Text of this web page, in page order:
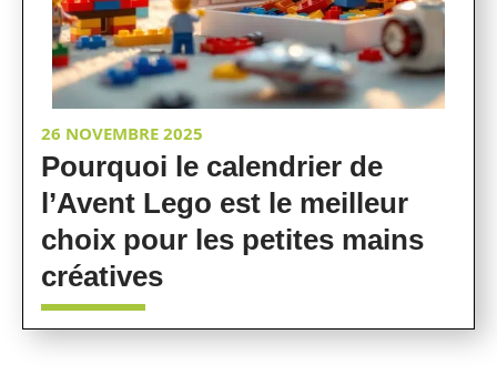
26 NOVEMBRE 2025
Pourquoi le calendrier de
l’Avent Lego est le meilleur
choix pour les petites mains
créatives